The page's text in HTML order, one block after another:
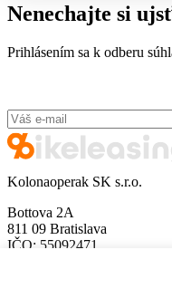
Nenechajte si
Prihlásením sa k odberu
Kolonaoperak SK s.r.o.
Bottova 2A
811 09 Bratislava
IČO: 55092471